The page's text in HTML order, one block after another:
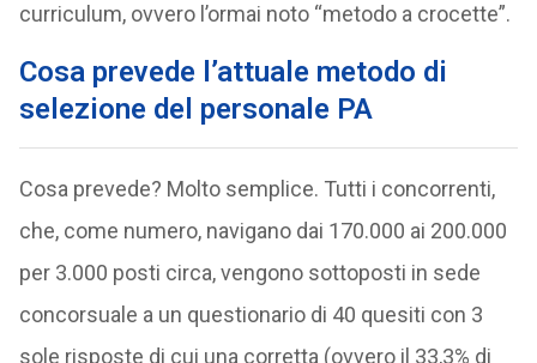
curriculum, ovvero l’ormai noto “metodo a crocette”.
Cosa prevede l’attuale metodo di
selezione del personale PA
Cosa prevede? Molto semplice. Tutti i concorrenti,
che, come numero, navigano dai 170.000 ai 200.000
per 3.000 posti circa, vengono sottoposti in sede
concorsuale a un questionario di 40 quesiti con 3
sole risposte di cui una corretta (ovvero il 33,3% di